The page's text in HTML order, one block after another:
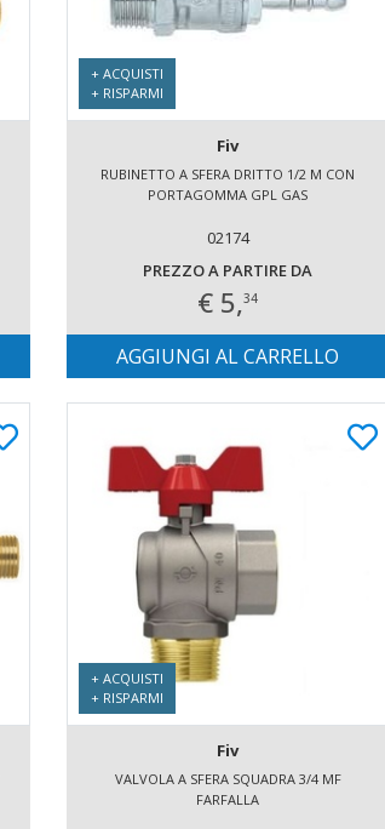
+ ACQUISTI
+ RISPARMI
Fiv
RUBINETTO A SFERA DRITTO 1/2 M CON
PORTAGOMMA GPL GAS
02174
PREZZO A PARTIRE DA
€ 5,34
AGGIUNGI AL CARRELLO
+ ACQUISTI
+ RISPARMI
Fiv
VALVOLA A SFERA SQUADRA 3/4 MF
FARFALLA